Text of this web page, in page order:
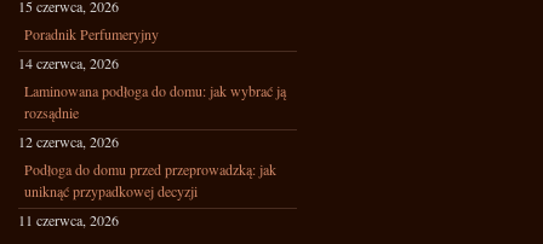
15 czerwca, 2026
Poradnik Perfumeryjny
14 czerwca, 2026
Laminowana podłoga do domu: jak wybrać ją
rozsądnie
12 czerwca, 2026
Podłoga do domu przed przeprowadzką: jak
uniknąć przypadkowej decyzji
11 czerwca, 2026